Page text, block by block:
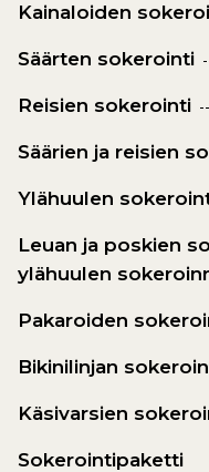
Kainaloiden
Säärten sokerointi
Reisien sokerointi
Säärien ja reisien
Ylähuulen
Leuan ja poskien
ylähuulen
Pakaroiden
Bikinilinjan
Käsivarsien
Sokerointipaketti